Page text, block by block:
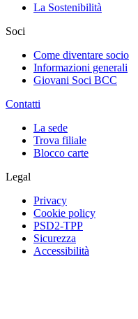
La Sostenibilità
Soci
Come diventare socio
Informazioni generali
Giovani Soci BCC
Contatti
La sede
Trova filiale
Blocco carte
Legal
Privacy
Cookie policy
PSD2-TPP
Sicurezza
Accessibilità